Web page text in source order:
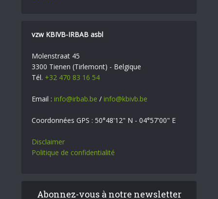
vzw KBIVB-IRBAB asbl
Molenstraat 45
3300 Tienen (Tirlemont) - Belgique
Tél. +32 470 83 16 54
Email : info@irbab.be / info@kbivb.be
Coordonnées GPS : 50°48'12" N - 04°57'00" E
Disclaimer
Politique de confidentialité
Abonnez-vous à notre newsletter